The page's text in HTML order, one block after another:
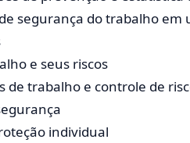
segurança do trabalho em
e seus riscos
de trabalho e controle de
individual